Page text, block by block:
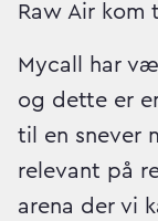
Raw Air
Mycall har
og dette er
til en snever
relevant på
arena der vi